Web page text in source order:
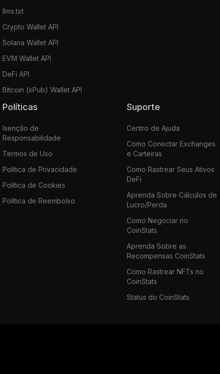
llms.txt
Crypto Wallet API
Solana Wallet API
EVM Wallet API
DeFi API
Bitcoin (xPub) Wallet API
Políticas
Isenção de
Responsabilidade
Termos de Uso
Política de Privacidade
Política de Cookies
Política de Reembolso
Suporte
Centro de Ajuda
Como Conectar Exchanges
e Carteiras
Como Rastrear Seus Ativos
DeFi
Aprenda Sobre Cálculos de
Lucro/Perda
Como Negociar no
CoinStats
Aprenda Sobre as
Recompensas CoinStats
Como Rastrear NFTs no
CoinStats
Status do CoinStats